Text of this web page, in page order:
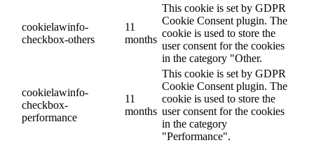
cookielawinfo-
checkbox-others
11
months
This cookie is set by GDPR
Cookie Consent plugin. The
cookie is used to store the
user consent for the cookies
in the category "Other.
cookielawinfo-
checkbox-
performance
11
months
This cookie is set by GDPR
Cookie Consent plugin. The
cookie is used to store the
user consent for the cookies
in the category
"Performance".